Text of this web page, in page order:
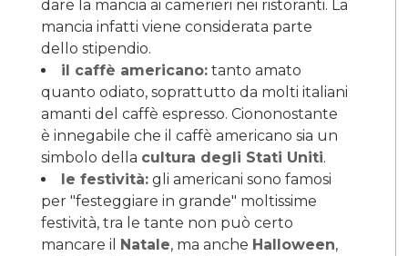
dare la mancia ai camerieri nei ristoranti. La
mancia infatti viene considerata parte
dello stipendio.
il caffè americano: tanto amato
quanto odiato, soprattutto da molti italiani
amanti del caffè espresso. Ciononostante
è innegabile che il caffè americano sia un
simbolo della cultura degli Stati Uniti.
le festività: gli americani sono famosi
per "festeggiare in grande" moltissime
festività, tra le tante non può certo
mancare il Natale, ma anche Halloween,